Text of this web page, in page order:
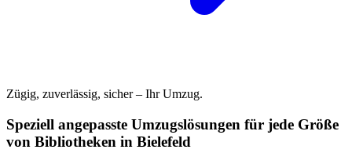
Zügig, zuverlässig, sicher – Ihr Umzug.
Speziell angepasste Umzugslösungen für jede Größe
von Bibliotheken in Bielefeld